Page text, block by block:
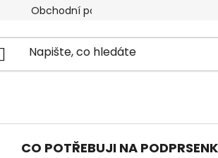
Obchodní podmínky
CO POTŘEBUJI NA